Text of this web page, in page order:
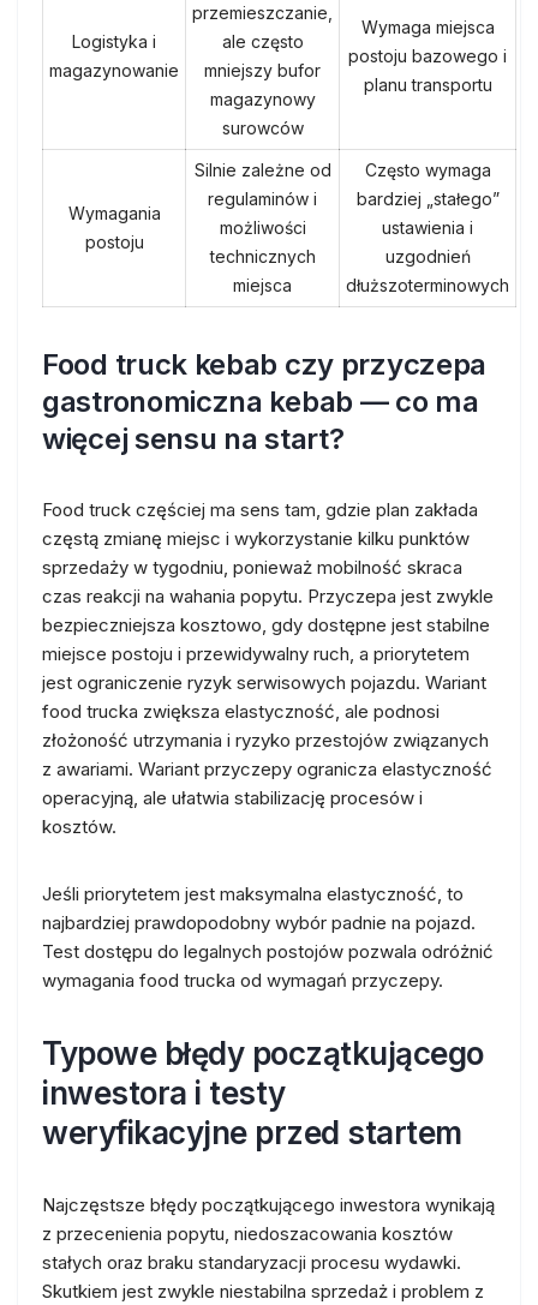
Logistyka i
magazynowanie
przemieszczanie,
ale często
mniejszy bufor
magazynowy
surowców
Wymaga miejsca
postoju bazowego i
planu transportu
Wymagania
postoju
Silnie zależne od
regulaminów i
możliwości
technicznych
miejsca
Często wymaga
bardziej „stałego”
ustawienia i
uzgodnień
dłuższoterminowych
Food truck kebab czy przyczepa
gastronomiczna kebab — co ma
więcej sensu na start?
Food truck częściej ma sens tam, gdzie plan zakłada
częstą zmianę miejsc i wykorzystanie kilku punktów
sprzedaży w tygodniu, ponieważ mobilność skraca
czas reakcji na wahania popytu. Przyczepa jest zwykle
bezpieczniejsza kosztowo, gdy dostępne jest stabilne
miejsce postoju i przewidywalny ruch, a priorytetem
jest ograniczenie ryzyk serwisowych pojazdu. Wariant
food trucka zwiększa elastyczność, ale podnosi
złożoność utrzymania i ryzyko przestojów związanych
z awariami. Wariant przyczepy ogranicza elastyczność
operacyjną, ale ułatwia stabilizację procesów i
kosztów.
Jeśli priorytetem jest maksymalna elastyczność, to
najbardziej prawdopodobny wybór padnie na pojazd.
Test dostępu do legalnych postojów pozwala odróżnić
wymagania food trucka od wymagań przyczepy.
Typowe błędy początkującego
inwestora i testy
weryfikacyjne przed startem
Najczęstsze błędy początkującego inwestora wynikają
z przecenienia popytu, niedoszacowania kosztów
stałych oraz braku standaryzacji procesu wydawki.
Skutkiem jest zwykle niestabilna sprzedaż i problem z